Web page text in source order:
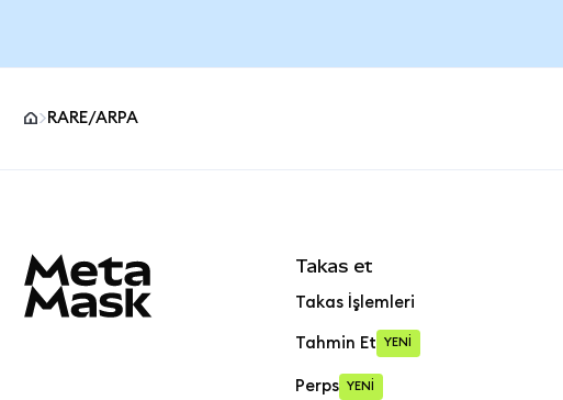
RARE/ARPA
Takas et
Takas İşlemleri
Tahmin Et YENİ
Perps YENİ